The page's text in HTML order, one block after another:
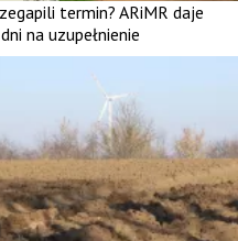
termin? ARiMR daje
na uzupełnienie